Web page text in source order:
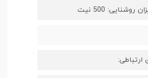
500 نیت